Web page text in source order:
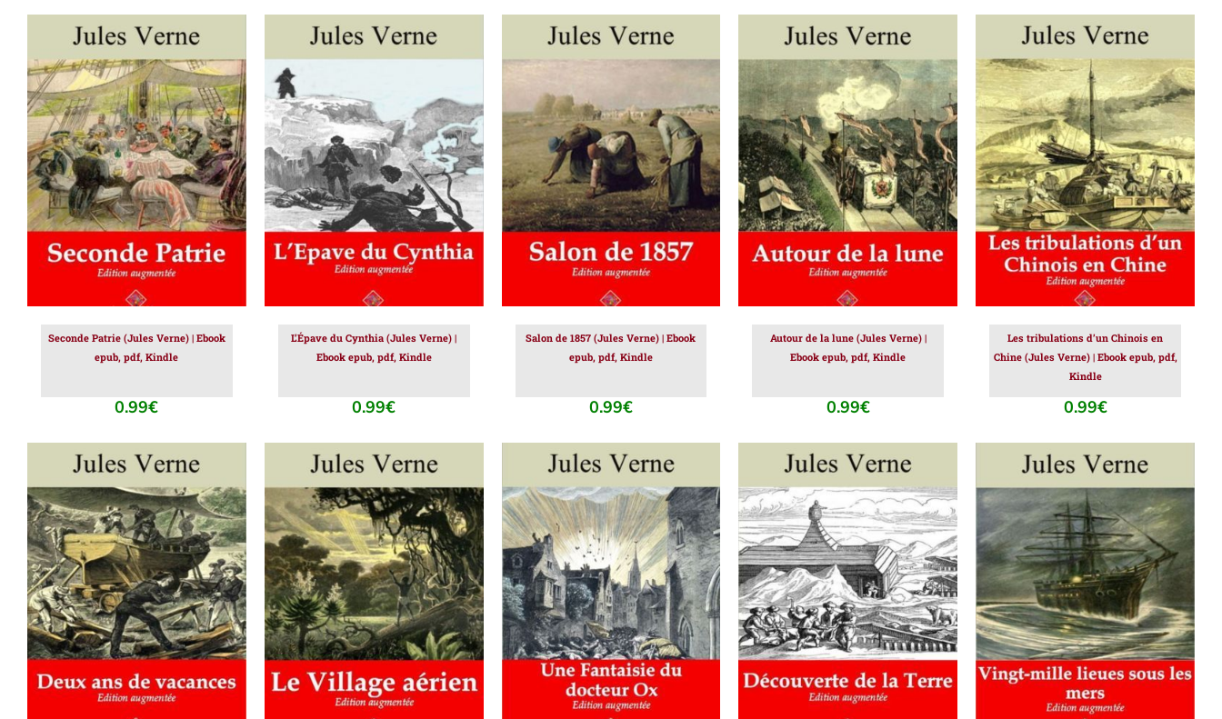
AJOUTER AU PANIER
/
DÉTAILS
Seconde Patrie (Jules Verne) | Ebook
epub, pdf, Kindle
0.99€
AJOUTER AU PANIER
/
DÉTAILS
L’Épave du Cynthia (Jules Verne) |
Ebook epub, pdf, Kindle
0.99€
AJOUTER AU PANIER
/
DÉTAILS
Salon de 1857 (Jules Verne) | Ebook
epub, pdf, Kindle
0.99€
AJOUTER AU PANIER
/
DÉTAILS
Autour de la lune (Jules Verne) |
Ebook epub, pdf, Kindle
0.99€
AJOUTER AU PANIER
/
DÉTAILS
Les tribulations d’un Chinois en
Chine (Jules Verne) | Ebook epub, pdf,
Kindle
0.99€
AJOUTER AU PANIER
/
DÉTAILS
AJOUTER AU PANIER
/
DÉTAILS
AJOUTER AU PANIER
/
DÉTAILS
AJOUTER AU PANIER
/
DÉTAILS
AJOUTER AU PANIER
/
DÉTAILS